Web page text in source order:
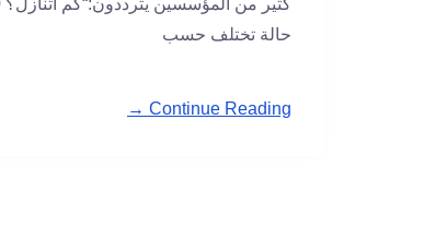
حالة تختلف حسب
Continue Reading →